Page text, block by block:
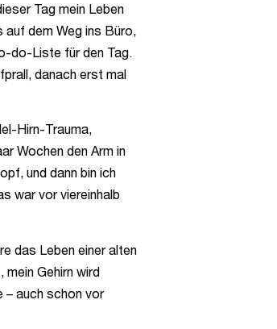
Tag mein Leben
auf dem Weg ins Büro,
do-Liste für den Tag.
danach erst mal
Hirn-Trauma,
Wochen den Arm in
und dann bin ich
war vor viereinhalb
das Leben einer alten
mein Gehirn wird
– auch schon vor